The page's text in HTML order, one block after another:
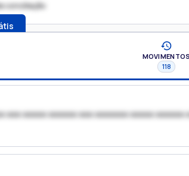
conciliação
MOVIMENTOS
118
xxx xxxxx xxxxxx xxx xxxxxxx xxxxx xxxxxx